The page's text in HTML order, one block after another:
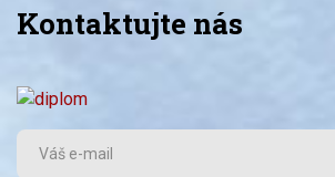
Kontaktujte nás